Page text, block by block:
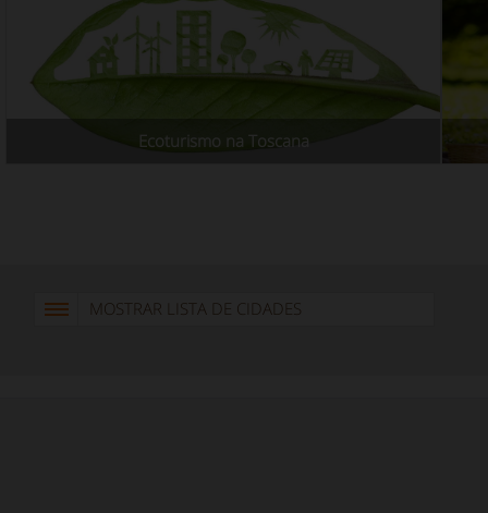
Ecoturismo na Toscana
MOSTRAR LISTA DE CIDADES